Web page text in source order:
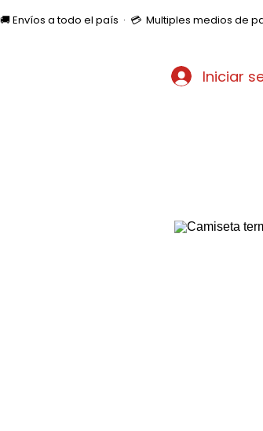
🚚 Envíos a todo el país  ·  💳  Multiples medios de
Iniciar